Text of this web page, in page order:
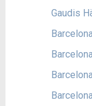
Gaudis